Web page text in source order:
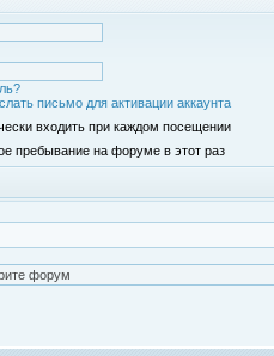
письмо для активации аккаунта
входить при каждом посещении
пребывание на форуме в этот раз